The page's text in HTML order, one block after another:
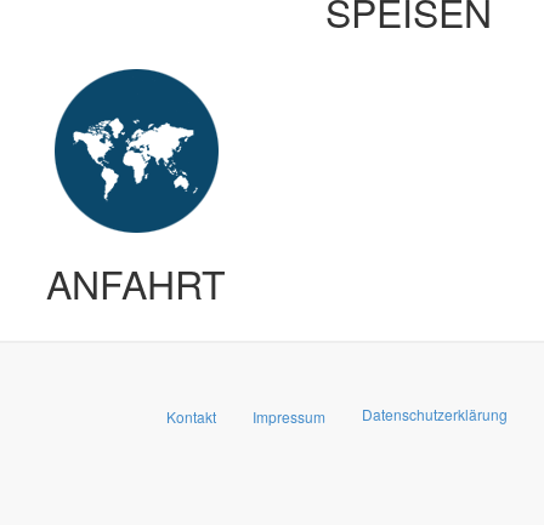
ANFAHRT
Datenschutzerklärung
Impressum
Kontakt